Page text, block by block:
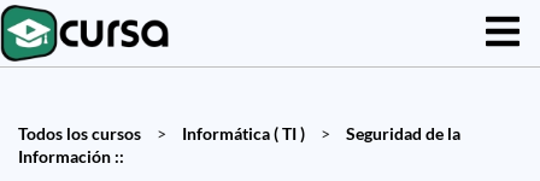
Todos los cursos > Informática ( TI ) >
Seguridad de la
Información ::